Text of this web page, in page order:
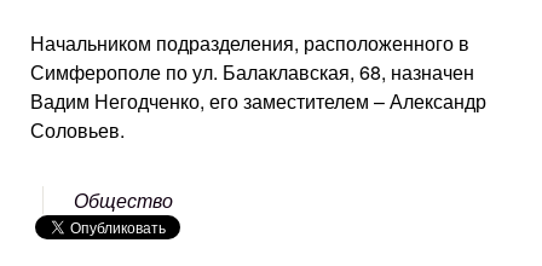
Начальником подразделения, расположенного в
Симферополе по ул. Балаклавская, 68, назначен
Вадим Негодченко, его заместителем – Александр
Соловьев.
Общество